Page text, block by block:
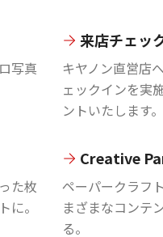
写真
来店チェッ
キヤノン直営店
ェックインを実
ントいたします。
た枚
に。
Creative
ペーパークラフ
まざまなコンテ
る。